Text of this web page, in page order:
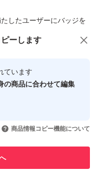
したユーザーにバッジを
全なユーザーです
完了させた実績があります
引実績があります
ーします
ています
の商品に合わせて編集
商品情報コピー機能について